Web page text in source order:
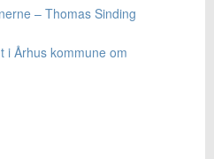
– Thomas Sinding
i Århus kommune om